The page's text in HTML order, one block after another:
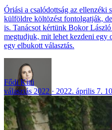
Óriási a csalódottság az ellenzéki
külföldre költözést fontolgatják,
is. Tanácsot kértünk Bokor
megtudjuk, mit lehet kezdeni egy
egy elbukott választás.
Fődi Kitti
választás 2022
2022. április 7.